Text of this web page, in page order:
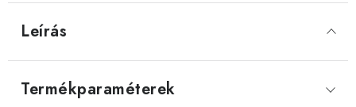
Leírás
Termékparaméterek